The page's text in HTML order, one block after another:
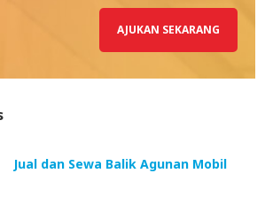
AJUKAN SEKARANG
Jual dan Sewa Balik Agunan Mobil